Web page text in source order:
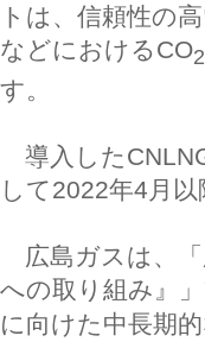
トは、信頼性の
などにおけるCO2
す。
導入した
して2022年4月
広島ガスは、「
への取り組み』」
に向けた中長期